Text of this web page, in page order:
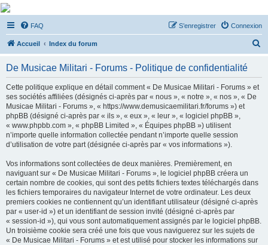
De Musicae Militari -
Forums
Forums de discussions
FAQ Connexion
S’enregistrer
Accueil Index du forum
De Musicae Militari - Forums - Politique de confidentialité
Cette politique explique en détail comment « De Musicae Militari - Forums » et
ses sociétés affiliées (désignés ci-après par « nous », « notre », « nos », « De
Musicae Militari - Forums », « https://www.demusicaemilitari.fr/forums ») et
phpBB (désigné ci-après par « ils », « eux », « leur », « logiciel phpBB »,
« www.phpbb.com », « phpBB Limited », « Équipes phpBB ») utilisent
n’importe quelle information collectée pendant n’importe quelle session
d’utilisation de votre part (désignée ci-après par « vos informations »).
Vos informations sont collectées de deux manières. Premièrement, en
naviguant sur « De Musicae Militari - Forums », le logiciel phpBB créera un
certain nombre de cookies, qui sont des petits fichiers textes téléchargés dans
les fichiers temporaires du navigateur Internet de votre ordinateur. Les deux
premiers cookies ne contiennent qu’un identifiant utilisateur (désigné ci-après
par « user-id ») et un identifiant de session invité (désigné ci-après par
« session-id »), qui vous sont automatiquement assignés par le logiciel phpBB.
Un troisième cookie sera créé une fois que vous naviguerez sur les sujets de
« De Musicae Militari - Forums » et est utilisé pour stocker les informations sur